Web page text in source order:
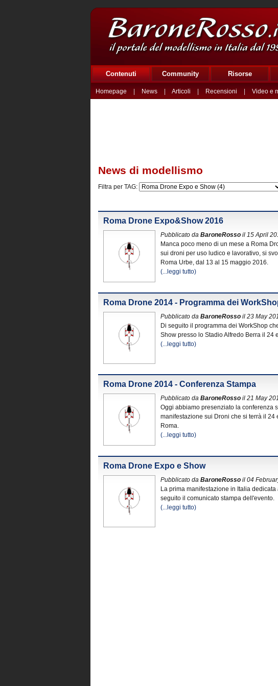
Contenuti Community Risorse
Homepage News Articoli Recensioni Video e
News di modellismo
Filtra per TAG:
Roma Drone Expo&Show 2016
Pubblicato da BaroneRosso il 15 April
Manca poco meno di un mese a Roma
sui droni per uso ludico e lavorativo, si
Roma Urbe, dal 13 al 15 maggio 2016.
(...leggi tutto)
Roma Drone 2014 - Programma dei
Pubblicato da BaroneRosso il 23 May
Di seguito il programma dei WorkShop
Show presso lo Stadio Alfredo Berra il 24
(...leggi tutto)
Roma Drone 2014 - Conferenza Stampa
Pubblicato da BaroneRosso il 21 May
Oggi abbiamo presenziato la conferenza
manifestazione sui Droni che si terrà il
Roma.
(...leggi tutto)
Roma Drone Expo e Show
Pubblicato da BaroneRosso il 04
La prima manifestazione in Italia
seguito il comunicato stampa dell'evento.
(...leggi tutto)